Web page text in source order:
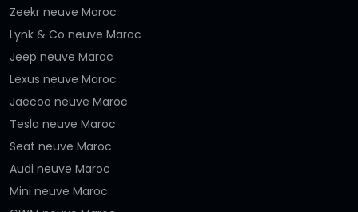
Zeekr neuve Maroc
Lynk & Co neuve Maroc
Jeep neuve Maroc
Lexus neuve Maroc
Jaecoo neuve Maroc
Tesla neuve Maroc
Seat neuve Maroc
Audi neuve Maroc
Mini neuve Maroc